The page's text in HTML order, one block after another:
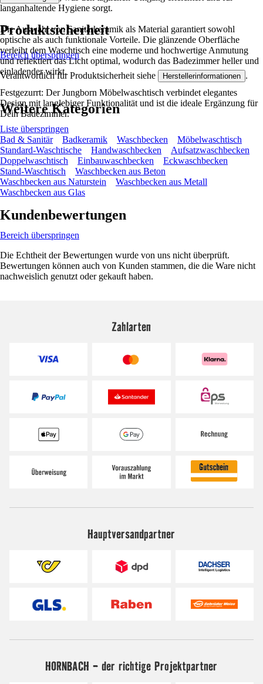
langanhaltende Hygiene sorgt.
Die Auswahl von Sanitärkeramik als Material garantiert sowohl
optische als auch funktionale Vorteile. Die glänzende Oberfläche
verleiht dem Waschtisch eine moderne und hochwertige Anmutung
und reflektiert das Licht optimal, wodurch das Badezimmer heller und
einladender wirkt.
Festgezurrt: Der Jungborn Möbelwaschtisch verbindet elegantes
Design mit langlebiger Funktionalität und ist die ideale Ergänzung für
Dein Badezimmer.
Produktsicherheit
Bereich überspringen
Verantwortlich für Produktsicherheit siehe Herstellerinformationen .
Weitere Kategorien
Liste überspringen
Bad & Sanitär
Badkeramik Waschbecken
Möbelwaschtisch
Standard-Waschtische
Handwaschbecken
Aufsatzwaschbecken
Doppelwaschtisch
Einbauwaschbecken
Eckwaschbecken
Stand-Waschtisch
Waschbecken aus Beton
Waschbecken aus Naturstein
Waschbecken aus Metall
Waschbecken aus Glas
Kundenbewertungen
Bereich überspringen
Die Echtheit der Bewertungen wurde von uns nicht überprüft.
Bewertungen können auch von Kunden stammen, die die Ware nicht
nachweislich genutzt oder gekauft haben.
Zahlarten
Hauptversandpartner
HORNBACH - der richtige Projektpartner